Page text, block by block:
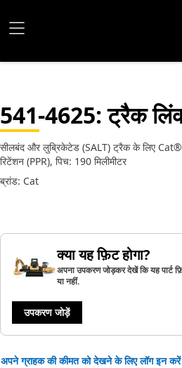
541-4625: ट्रैक
सीलबंद और लुब्रिकेटेड (SALT) ट्रैक के लिए Cat®
रिटेंशन (PPR), पिच: 190 मिलीमीटर
ब्रांड: Cat
क्या यह फ़िट होगा?
अपना उपकरण जोड़कर देखें कि यह पार्ट
या नहीं.
उपकरण जोड़ें
अपने ग्राहक की कीमत को देखने के लिए लॉग इन करें